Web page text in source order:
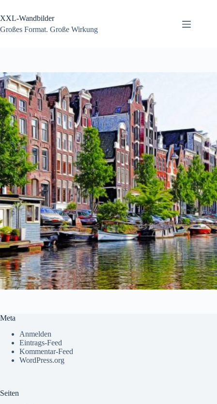
springen
XXL-Wandbilder
Großes Format. Große Wirkung
Meta
Anmelden
Eintrags-Feed
Kommentar-Feed
WordPress.org
Seiten